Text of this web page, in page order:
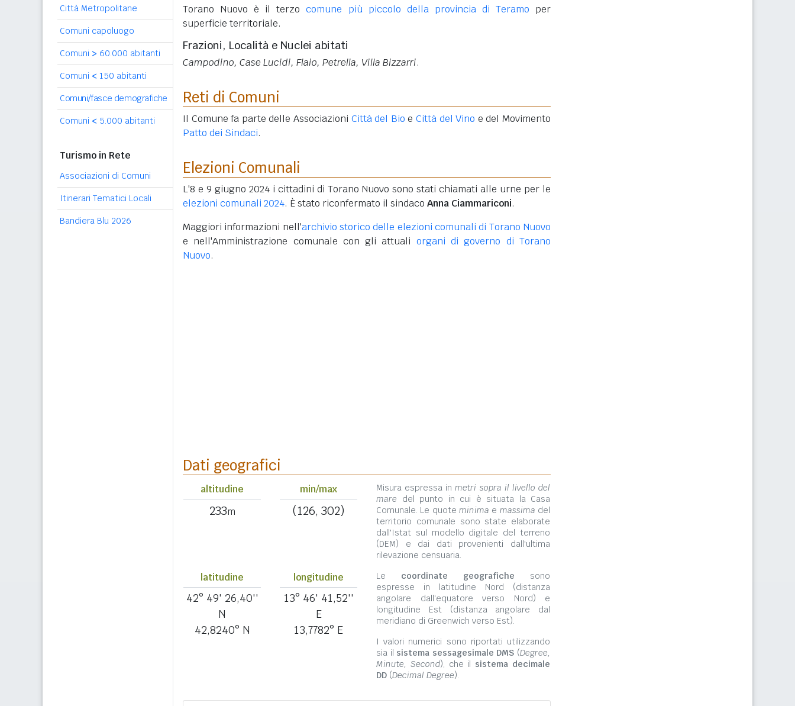
Città Metropolitane
Comuni capoluogo
Comuni > 60.000 abitanti
Comuni < 150 abitanti
Comuni/fasce demografiche
Comuni < 5.000 abitanti
Turismo in Rete
Associazioni di Comuni
Itinerari Tematici Locali
Bandiera Blu 2026
Torano Nuovo è il terzocomune più piccolo della provincia di Teramo per
superficie territoriale.
Frazioni, Località e Nuclei abitati
Campodino, Case Lucidi, Flaio, Petrella, Villa Bizzarri.
Reti di Comuni
Il Comune fa parte delle Associazioni Città del Bio eCittà del Vino e del Movimento
Patto dei Sindaci.
Elezioni Comunali
L'8 e 9 giugno 2024 i cittadini di Torano Nuovo sono stati chiamati alle urne per le
elezioni comunali 2024. È stato riconfermato il sindaco Anna Ciammariconi.
Maggiori informazioni nell'archivio storico delle elezioni comunali di Torano Nuovo
e nell'Amministrazione comunale con gli attuali organi di governo di Torano
Nuovo.
Dati geografici
altitudine
233m
min/max
(126, 302)
Misura espressa inmetri sopra il livello del
mare del punto in cui è situata la Casa
Comunale. Le quote minima e massima del
territorio comunale sono state elaborate
dall'Istat sul modello digitale del terreno
(DEM) e dai dati provenienti dall'ultima
rilevazione censuaria.
latitudine
42° 49' 26,40''
N
42,8240° N
longitudine
13° 46' 41,52''
E
13,7782° E
Le coordinate geografiche sono
espresse in latitudine Nord (distanza
angolare dall'equatore verso Nord) e
longitudine Est (distanza angolare dal
meridiano di Greenwich verso Est).
I valori numerici sono riportati utilizzando
sia il sistema sessagesimale DMS (Degree,
Minute, Second), che il sistema decimale
DD (Decimal Degree).